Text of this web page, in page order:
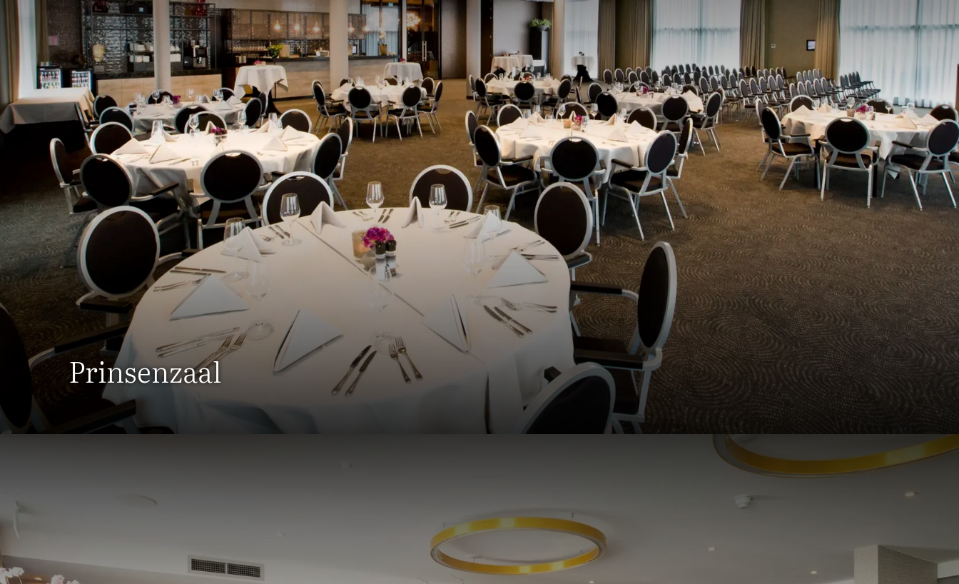
Prinsenzaal
Van der Valk Hotel Breda is gunstig gelegen nabij de snelwegen en is daardoor gemakkelijk bereikbaar voor al uw
gasten. Wij bieden ruime en gratis parkeergelegenheid zodat uw gasten zonder zorgen kunnen arriveren en
vertrekken. Daarnaast is ons hotel ook goed bereikbaar met het openbaar vervoer, wat extra gemak biedt voor
uw bezoekers.
Professionele begeleiding
Ons ervaren en toegewijde team van event planners staat klaar om u te ondersteunen bij elke stap van de
organisatie van uw bedrijfsfeest. Van het eerste overleg tot de uitvoer van het evenement, wij zorgen ervoor dat
alels vlekkeloos verloopt. Wij luisteren naar uw wensen en ideeën en werken nauw met u samen om een uniek en
op maat gemaakt feest te creëren dat aan al uw verwachtingen voldoet.
Overnacht in luxe
Na een geslaagd bedrijfsfeest kunnen uw gasten overnachten in een van onze comfortabele en luxe kamers. Dit
biedt niet alleen extra gemak, maar zorgt er ook voor dat iedereen volledig kan genieten van het feest zonder
zich zorgen te hoeven te maken over de terugreis. Begin de volgende ochtend met een heerlijk ontbijt in ons
restaurant en sluit uw evenement in stijl af.
Boek uw bedrijfsfeest vandaag nog
Maak van uw volgende bedrijfsfeest een onvergetelijke ervaring bij Van der Valk Hotel Breda. Neem vandaag nog
contact met ons op om de mogelijkheden te bespreken en uw evenement te plannen. Wij staan klaar om van uw
. Wij zijn 24 uur per dag te bereiken. Via onze website kunt u een
ook blijft u gemakkelijk van ons op de hoogte door u aan te melden voor denieuwsbrief
Relevante pagina's: